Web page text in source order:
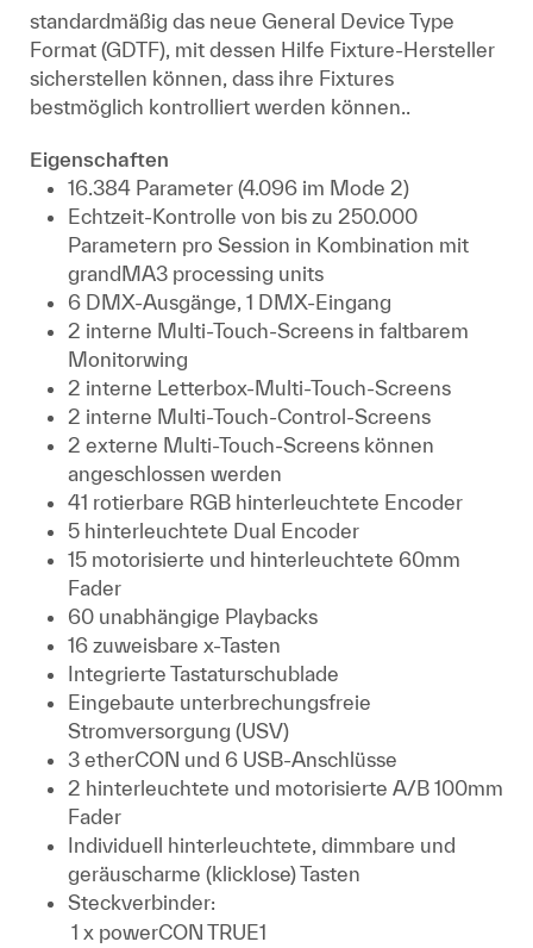
standardmäßig das neue General Device Type
Format (GDTF), mit dessen Hilfe Fixture-Hersteller
sicherstellen können, dass ihre Fixtures
bestmöglich kontrolliert werden können..
Eigenschaften
16.384 Parameter (4.096 im Mode 2)
Echtzeit-Kontrolle von bis zu 250.000
Parametern pro Session in Kombination mit
grandMA3 processing units
6 DMX-Ausgänge, 1 DMX-Eingang
2 interne Multi-Touch-Screens in faltbarem
Monitorwing
2 interne Letterbox-Multi-Touch-Screens
2 interne Multi-Touch-Control-Screens
2 externe Multi-Touch-Screens können
angeschlossen werden
41 rotierbare RGB hinterleuchtete Encoder
5 hinterleuchtete Dual Encoder
15 motorisierte und hinterleuchtete 60mm
Fader
60 unabhängige Playbacks
16 zuweisbare x-Tasten
Integrierte Tastaturschublade
Eingebaute unterbrechungsfreie
Stromversorgung (USV)
3 etherCON und 6 USB-Anschlüsse
2 hinterleuchtete und motorisierte A/B 100mm
Fader
Individuell hinterleuchtete, dimmbare und
geräuscharme (klicklose) Tasten
Steckverbinder:
1 x powerCON TRUE1